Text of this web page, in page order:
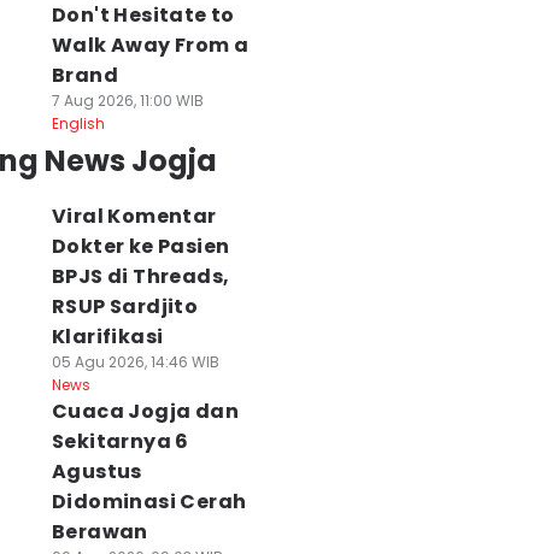
Don't Hesitate to
Walk Away From a
Brand
7 Aug 2026, 11:00 WIB
English
News Jogja
Viral Komentar
Dokter ke Pasien
BPJS di Threads,
RSUP Sardjito
Klarifikasi
05 Agu 2026, 14:46 WIB
News
Cuaca Jogja dan
Sekitarnya 6
Agustus
Didominasi Cerah
Berawan